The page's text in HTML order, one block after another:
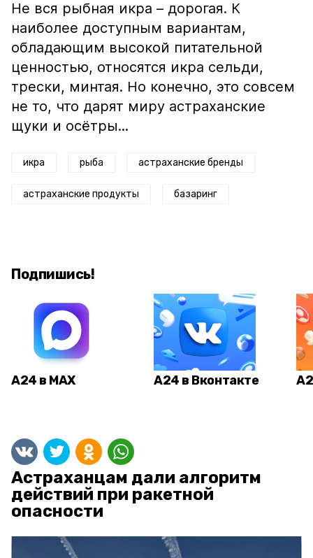
Не вся рыбная икра – дорогая. К
наиболее доступным вариантам,
обладающим высокой питательной
ценностью, относятся икра сельди,
трески, минтая. Но конечно, это совсем
не то, что дарят миру астраханские
щуки и осётры...
икра рыба астраханские бренды
астраханские продукты базаринг
Подпишись!
А24 в MAX А24 в Вконтакте
Астраханцам дали алгоритм
действий при ракетной
опасности